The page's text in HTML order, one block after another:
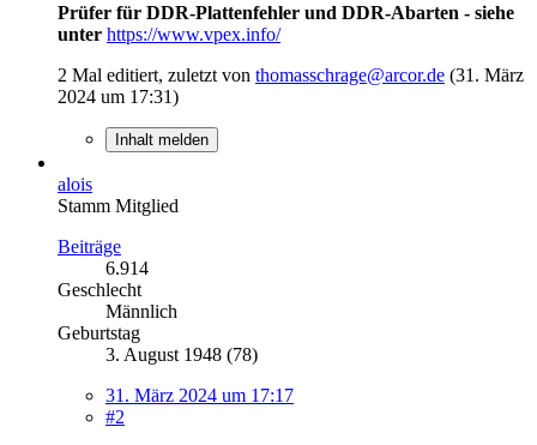
Prüfer für DDR-Plattenfehler und DDR-Abarten - siehe
unter https://www.vpex.info/
2 Mal editiert, zuletzt von thomasschrage@arcor.de (31. März
2024 um 17:31)
Inhalt melden
alois
Stamm Mitglied
Beiträge
6.914
Geschlecht
Männlich
Geburtstag
3. August 1948 (78)
31. März 2024 um 17:17
#2